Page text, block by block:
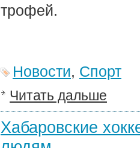
трофей.
Новости, Спорт
Читать дальше
Хабаровские